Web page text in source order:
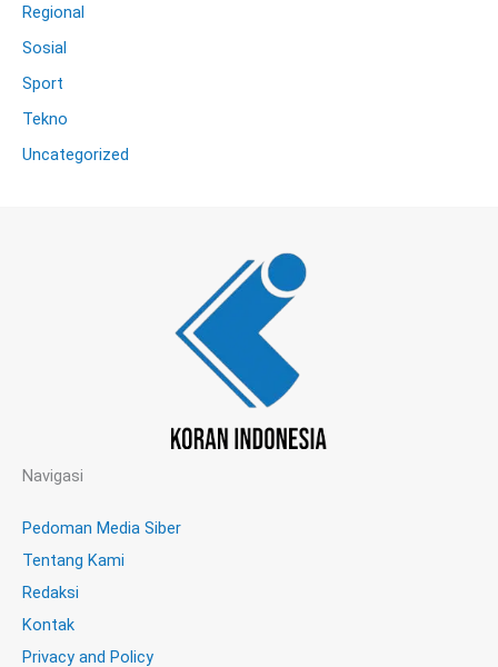
Regional
Sosial
Sport
Tekno
Uncategorized
Navigasi
Pedoman Media Siber
Tentang Kami
Redaksi
Kontak
Privacy and Policy